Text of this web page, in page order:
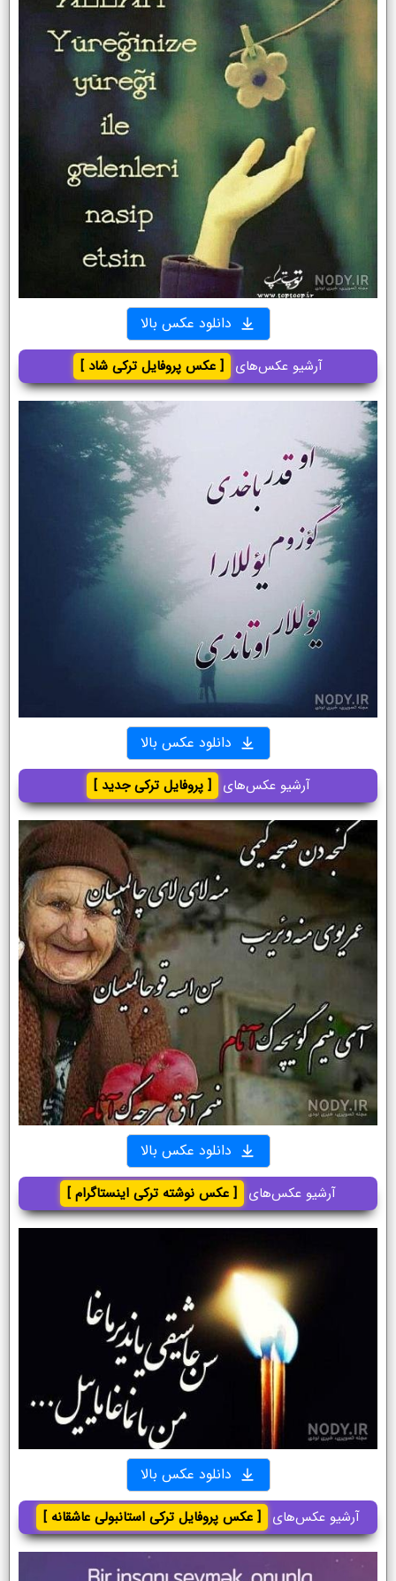
دانلود عکس بالا
آرشیو عکس‌های [ عکس پروفایل ترکی شاد ]
دانلود عکس بالا
آرشیو عکس‌های [ پروفایل ترکی جدید ]
دانلود عکس بالا
آرشیو عکس‌های [ عکس نوشته ترکی اینستاگرام ]
دانلود عکس بالا
آرشیو عکس‌های [ عکس پروفایل ترکی استانبولی عاشقانه ]